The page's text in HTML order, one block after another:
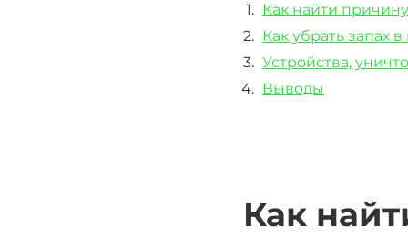
Как найти
Как убрать запах
Устройства,
Выводы
Как